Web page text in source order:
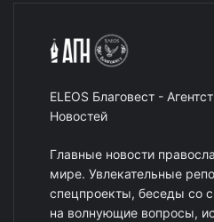
ELEOS Благовест -
Новостей
Главные новости
мире. Увлекательные
спецпроекты, беседы со
на волнующие вопросы,